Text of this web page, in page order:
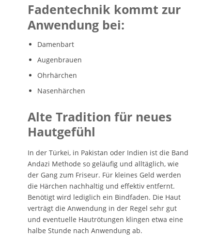
Fadentechnik kommt zur
Anwendung bei:
Damenbart
Augenbrauen
Ohrhärchen
Nasenhärchen
Alte Tradition für neues
Hautgefühl
In der Türkei, in Pakistan oder Indien ist die Band
Andazi Methode so geläufig und alltäglich, wie
der Gang zum Friseur. Für kleines Geld werden
die Härchen nachhaltig und effektiv entfernt.
Benötigt wird lediglich ein Bindfaden. Die Haut
verträgt die Anwendung in der Regel sehr gut
und eventuelle Hautrötungen klingen etwa eine
halbe Stunde nach Anwendung ab.